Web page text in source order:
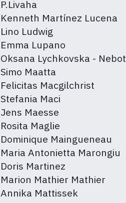
P.Livaha
Kenneth Martínez Lucena
Lino Ludwig
Emma Lupano
Oksana Lychkovska - Nebot
Simo Maatta
Felicitas Macgilchrist
Stefania Maci
Jens Maesse
Rosita Maglie
Dominique Maingueneau
Maria Antonietta Marongiu
Doris Martinez
Marion Mathier Mathier
Annika Mattissek